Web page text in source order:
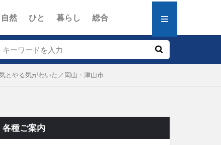
自然 ひと 暮らし 総合
やる気がわいた／岡山・津山市
各種ご案内